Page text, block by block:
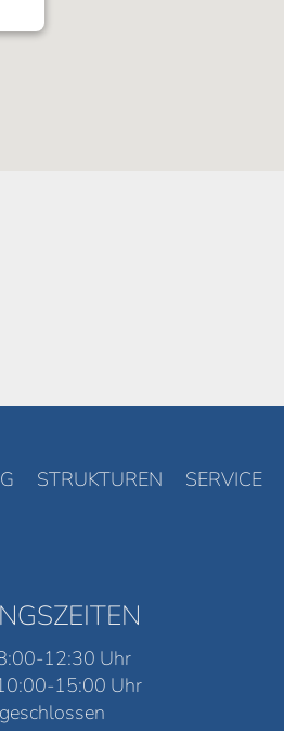
STRUKTUREN SERVICE
12:30 Uhr
15:00 Uhr